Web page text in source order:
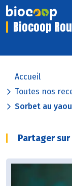
Biocoop
Accueil
Toutes nos
Sorbet au
Partager sur